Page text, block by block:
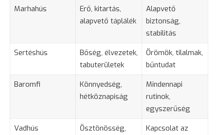
Marhahús
Erő, kitartás,
alapvető táplálék
Alapvető
biztonság,
stabilitás
Sertéshús
Bőség, élvezetek,
tabuterületek
Örömök, tilalmak,
bűntudat
Baromfi
Könnyedség,
hétköznapiság
Mindennapi
rutinok,
egyszerűség
Vadhús
Ösztönösség,
Kapcsolat az